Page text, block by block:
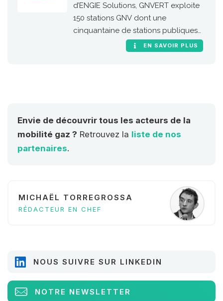
d’ENGIE Solutions, GNVERT exploite
150 stations GNV dont une
cinquantaine de stations publiques
sur le territoire national.EN SAVOIR PLUS
Envie de découvrir tous les acteurs de la
mobilité gaz ? Retrouvez la liste de nos
partenaires.
MICHAËL TORREGROSSA
RÉDACTEUR EN CHEF
NOUS SUIVRE SUR LINKEDIN
NOTRE NEWSLETTER